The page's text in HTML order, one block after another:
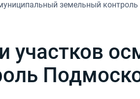
земельный
участков